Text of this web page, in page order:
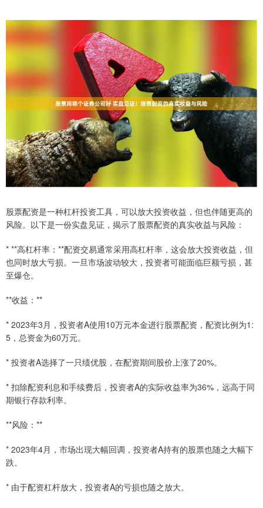
股票配资是一种杠杆投资工具，可以放大投资收益，但也伴随更高的
风险。以下是一份实盘见证，揭示了股票配资的真实收益与风险：
* **高杠杆率：**配资交易通常采用高杠杆率，这会放大投资收益，但
也同时放大亏损。一旦市场波动较大，投资者可能面临巨额亏损，甚
至爆仓。
**收益：**
* 2023年3月，投资者A使用10万元本金进行股票配资，配资比例为1:
5，总资金为60万元。
* 投资者A选择了一只绩优股，在配资期间股价上涨了20%。
* 扣除配资利息和手续费后，投资者A的实际收益率为36%，远高于同
期银行存款利率。
**风险：**
* 2023年4月，市场出现大幅回调，投资者A持有的股票也随之大幅下
跌。
* 由于配资杠杆放大，投资者A的亏损也随之放大。